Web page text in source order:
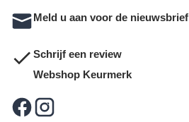
Meld u aan voor de nieuwsbrief
Schrijf een review
Webshop Keurmerk